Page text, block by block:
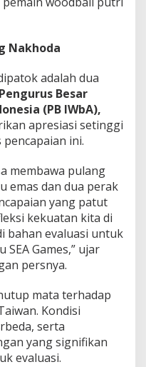
Nakhoda
adalah dua
Besar
(PB IWbA),
apresiasi setinggi
ini.
membawa pulang
emas dan dua perak
yang patut
kekuatan kita di
bahan evaluasi untuk
Games,” ujar
persnya.
mata terhadap
Kondisi
serta
yang signifikan
evaluasi.